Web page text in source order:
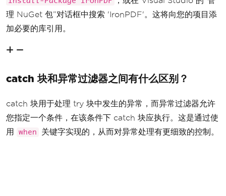
理 NuGet 包”对话框中搜索 'IronPDF'。这将向您的项目添
加必要的库引用。
catch 块和异常过滤器之间有什么区别？
catch 块用于处理 try 块中发生的异常，而异常过滤器允许
您指定一个条件，在该条件下 catch 块应执行。这是通过使
用
when 关键字实现的，从而对异常处理有更细致的控制。